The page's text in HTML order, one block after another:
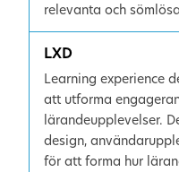
relevanta och
LXD
Learning experience
att utforma
lärandeupplevelser.
design,
för att forma hur